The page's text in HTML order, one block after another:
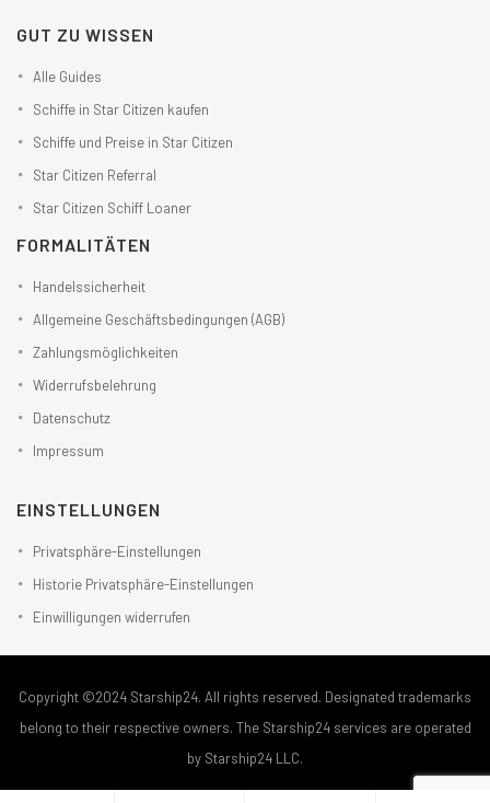
GUT ZU WISSEN
Alle Guides
Schiffe in Star Citizen kaufen
Schiffe und Preise in Star Citizen
Star Citizen Referral
Star Citizen Schiff Loaner
FORMALITÄTEN
Handelssicherheit
Allgemeine Geschäftsbedingungen (AGB)
Zahlungsmöglichkeiten
Widerrufsbelehrung
Datenschutz
Impressum
EINSTELLUNGEN
Privatsphäre-Einstellungen
Historie Privatsphäre-Einstellungen
Einwilligungen widerrufen
Copyright ©2024 Starship24. All rights reserved. Designated trademarks
belong to their respective owners. The Starship24 services are operated
by Starship24 LLC.